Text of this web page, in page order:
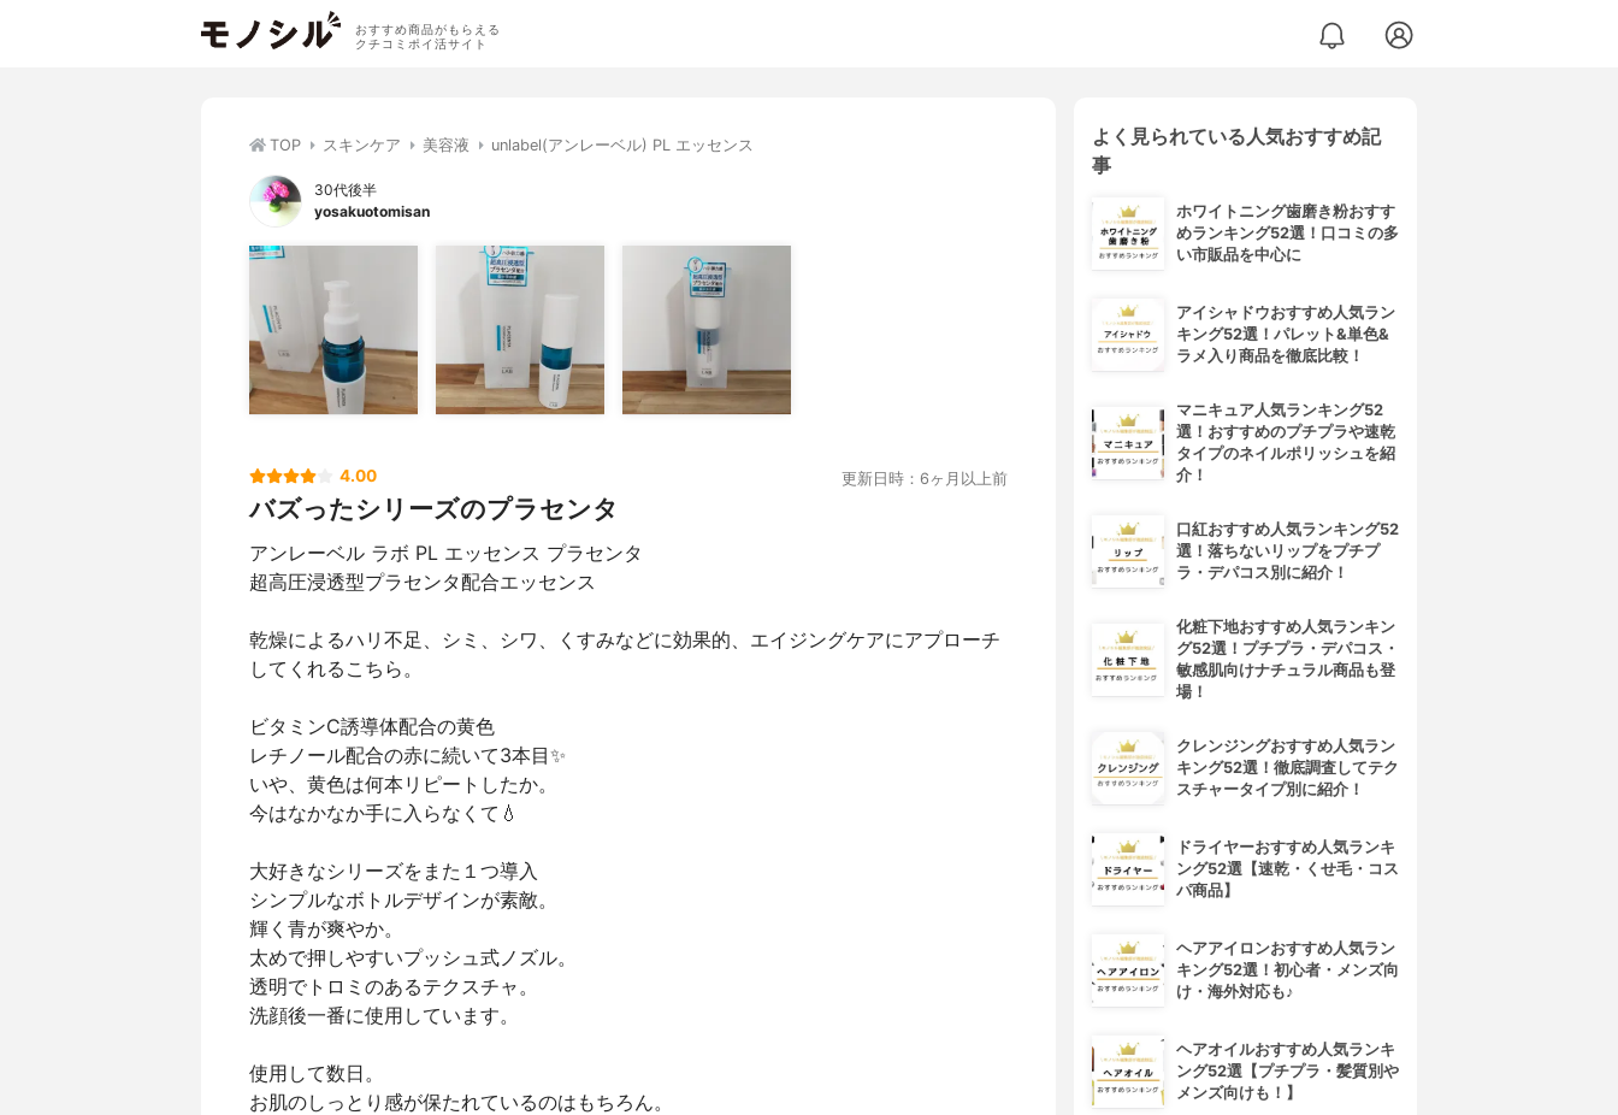
おすすめ商品がもらえる
クチコミポイ活サイト
TOP スキンケア 美容液 unlabel(アンレーベル) PL エッセンス
30代後半
yosakuotomisan
4.00 更新日時：6ヶ月以上前
バズったシリーズのプラセンタ
アンレーベル ラボ PL エッセンス プラセンタ
超高圧浸透型プラセンタ配合エッセンス
乾燥によるハリ不足、シミ、シワ、くすみなどに効果的、エイジングケアにアプローチ
してくれるこちら。
ビタミンC誘導体配合の黄色
レチノール配合の赤に続いて3本目✨
いや、黄色は何本リピートしたか。
今はなかなか手に入らなくて💧
大好きなシリーズをまた１つ導入
シンプルなボトルデザインが素敵。
輝く青が爽やか。
太めで押しやすいプッシュ式ノズル。
透明でトロミのあるテクスチャ。
洗顔後一番に使用しています。
使用して数日。
お肌のしっとり感が保たれているのはもちろん。
よく見られている人気おすすめ記
事
ホワイトニング歯磨き粉おすす
めランキング52選！口コミの多
い市販品を中心に
アイシャドウおすすめ人気ラン
キング52選！パレット&単色&
ラメ入り商品を徹底比較！
マニキュア人気ランキング52
選！おすすめのプチプラや速乾
タイプのネイルポリッシュを紹
介！
口紅おすすめ人気ランキング52
選！落ちないリップをプチプ
ラ・デパコス別に紹介！
化粧下地おすすめ人気ランキン
グ52選！プチプラ・デパコス・
敏感肌向けナチュラル商品も登
場！
クレンジングおすすめ人気ラン
キング52選！徹底調査してテク
スチャータイプ別に紹介！
ドライヤーおすすめ人気ランキ
ング52選【速乾・くせ毛・コス
パ商品】
ヘアアイロンおすすめ人気ラン
キング52選！初心者・メンズ向
け・海外対応も♪
ヘアオイルおすすめ人気ランキ
ング52選【プチプラ・髪質別や
メンズ向けも！】